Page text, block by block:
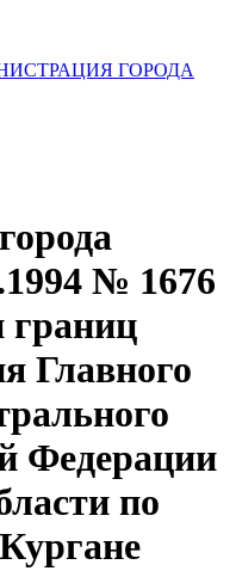
ГОРОДА
№ 1676
границ
Главного
Федерации
по